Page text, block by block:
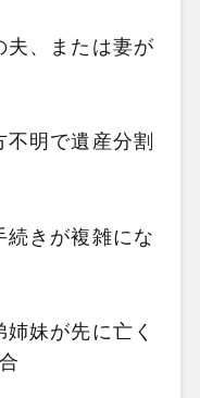
、または妻が
不明で遺産分割
続きが複雑にな
姉妹が先に亡く